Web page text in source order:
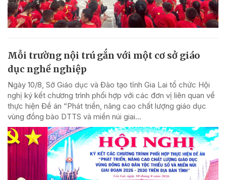
Mỗi trường nội trú gắn với một cơ sở giáo
dục nghề nghiệp
Ngày 10/8, Sở Giáo dục và Đào tạo tỉnh Gia Lai tổ chức Hội
nghị ký kết chương trình phối hợp với các đơn vị liên quan về
thực hiện Đề án “Phát triển, nâng cao chất lượng giáo dục
vùng đồng bào DTTS và miền núi giai...